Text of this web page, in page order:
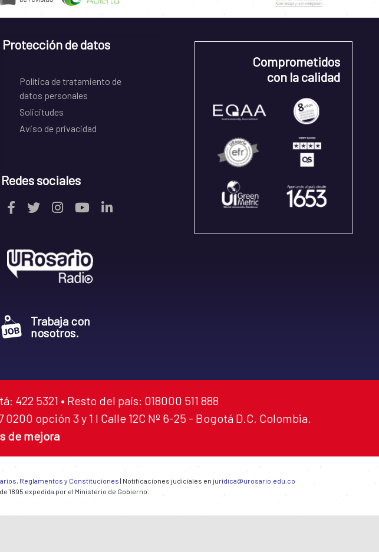
Protección de datos
Política de tratamiento de
datos personales
Solicitudes
Aviso de privacidad
Redes sociales
Trabaja con
nosotros.
Comprometidos
con la calidad
422 5321 • Resto del país: 018000 511 888
opción 3 y 1 I Calle 12C Nº 6-25 - Bogotá D.C. Colombia.
de mejora
Reglamentos y Constituciones | Notificaciones judiciales en juridica@urosario.edu.co
1895 expedida por el Ministerio de Gobierno.